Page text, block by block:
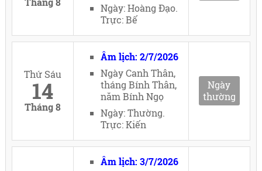
Ngày: Hoàng Đạo.
Trực: Bế
Thứ Sáu
14
Tháng 8
Âm lịch: 2/7/2026
Ngày Canh Thân,
tháng Bính Thân,
năm Bính Ngọ
Ngày: Thường.
Trực: Kiến
Ngày
thường
Âm lịch: 3/7/2026